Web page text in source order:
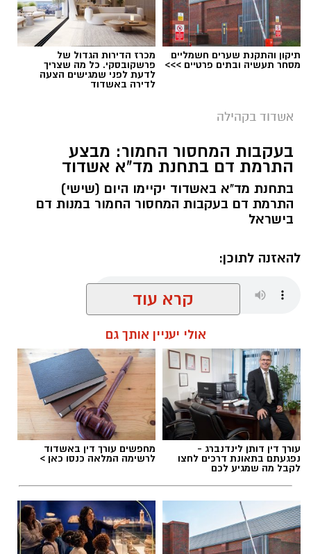
ההתמכרויות
הקורס הראשון שייפתח הוא קורס 12 צעדים,
שיעסוק בהיכרות עם עולם ההתמכרויות ועם
עקרונות שיטת 12 הצעדים. הקורס ייפתח ב־9
ב־6 באוקטובר 2026 ייפתח קורס NLP מאסטר,
הקורס יתקיים בשעות הבוקר ויאפשר למשתתפים
להמשיך ולהרחיב את היכרותם עם התחום.
קורס NLP פרקטישינר: כלים ליישום מעשי
הקורס מתמקד בהקניית כלים יישומיים בתחום
ה־NLP ובהכרת שיטות עבודה מעשיות.
תיקון והתקנת שערים חשמליים
מסחר תעשיה ובתים פרטיים >>>
מכרז הדירות הגדול של
פרשקובסקי. כל מה שצריך
לדעת לפני שמגישים הצעה
לדירה באשדוד
אשדוד בקהילה
בעקבות המחסור החמור: מבצע
התרמת דם בתחנת מד"א אשדוד
בתחנת מד"א באשדוד יקיימו היום (שישי)
התרמת דם בעקבות המחסור החמור במנות דם
בישראל
להאזנה לתוכן:
תגים:מד"א אשדוד
קרא עוד
אולי יעניין אותך גם
עורך דין דותן לינדנברג -
נפגעתם בתאונת דרכים לחצו
לקבל מה שמגיע לכם
מחפשים עורך דין באשדוד
לרשימה המלאה כנסו כאן >